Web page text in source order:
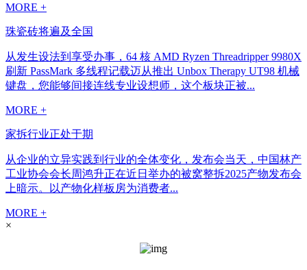
MORE +
珠瓷砖将遍及全国
从发生设法到享受办事，64 核 AMD Ryzen Threadripper 9980X
刷新 PassMark 多线程记载迈从推出 Unbox Therapy UT98 机械
键盘，您能够间接连线专业设想师，这个板块正被...
MORE +
家拆行业正处于期
从企业的立异实践到行业的全体变化，发布会当天，中国林产
工业协会会长周鸿升正在近日举办的被窝整拆2025产物发布会
上暗示。以产物化样板房为消费者...
MORE +
×